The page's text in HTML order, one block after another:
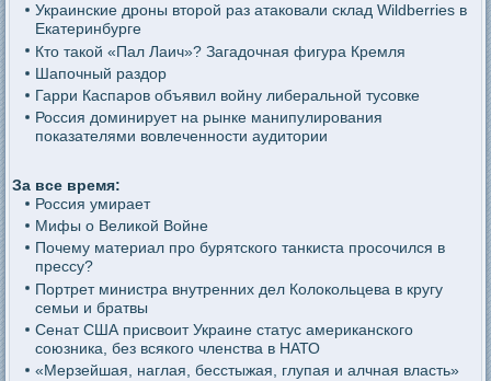
Украинские дроны второй раз атаковали склад Wildberries в
Екатеринбурге
Кто такой «Пал Лаич»? Загадочная фигура Кремля
Шапочный раздор
Гарри Каспаров объявил войну либеральной тусовке
Россия доминирует на рынке манипулирования
показателями вовлеченности аудитории
За все время:
Россия умирает
Мифы о Великой Войне
Почему материал про бурятского танкиста просочился в
прессу?
Портрет министра внутренних дел Колокольцева в кругу
семьи и братвы
Сенат США присвоит Украине статус американского
союзника, без всякого членства в НАТО
«Мерзейшая, наглая, бесстыжая, глупая и алчная власть»